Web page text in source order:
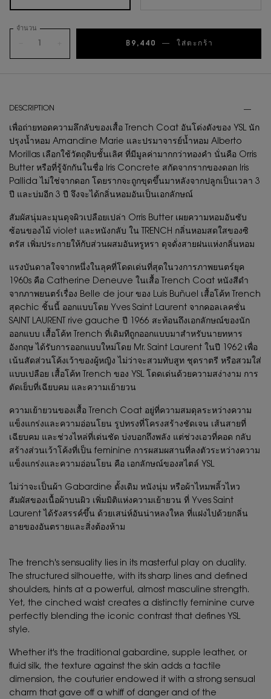
จำนวน
฿9,440 ― ใส่ตะกร้า
DESCRIPTION
เพื่อถ่ายทอดความลึกลับของเสื้อ Trench Coat อันโด่งดังของ YSL นัก
ปรุงน้ำหอม Amandine Marie และปรมาจารย์น้ำหอม Alberto
Morillas เลือกใช้วัตถุดิบชั้นเลิศ ที่มีมูลค่ามากกว่าทองคำ นั่นคือ Orris
Butter หรือที่รู้จักกันในชื่อ Iris Concrete สกัดจากรากของดอก Iris
Pallida ไม่ใช่จากดอก โดยรากจะถูกขุดขึ้นมาหลังจากปลูกเป็นเวลา 3
ปี และบ่มอีก 3 ปี จึงจะได้กลิ่นหอมอันเป็นเอกลักษณ์
สัมผัสนุ่มละมุนดุจผิวเปลือยเปล่า Orris Butter เผยความหอมอันซับ
ซ้อนของไม้ violet และหนังกลับ ใน TRENCH กลิ่นหอมสดใสของซิ
ตรัส เพิ่มประกายให้กับส่วนผสมอันหรูหรา ดุจดั่งสายฝนแห่งกลิ่นหอม
แรงบันดาลใจจากหนึ่งในลุคที่โดดเด่นที่สุดในวงการภาพยนตร์ยุค
1960s คือ Catherine Deneuve ในเสื้อ Trench Coat หนังสีดำ
จากภาพยนตร์เรื่อง Belle de jour ของ Luis Buñuel เสื้อโค้ท Trench
สุดchic ชิ้นนี้ ออกแบบโดย Yves Saint Laurent จากคอลเลคชั่น
SAINT LAURENT rive gauche ปี 1966 สะท้อนถึงเอกลักษณ์ของนัก
ออกแบบ เสื้อโค้ท Trench ที่เดิมทีถูกออกแบบมาสำหรับนายทหาร
อังกฤษ ได้รับการออกแบบใหม่โดย Mr. Saint Laurent ในปี 1962 เพื่อ
เน้นสัดส่วนโค้งเว้าของผู้หญิง ไม่ว่าจะสวมทับสูท ชุดราตรี หรือสวมใส่
แบบเปลือย เสื้อโค้ท Trench ของ YSL โดดเด่นด้วยความสง่างาม การ
ตัดเย็บที่เฉียบคม และความเย้ายวน
ความเย้ายวนของเสื้อ Trench Coat อยู่ที่ความสมดุลระหว่างความ
แข็งแกร่งและความอ่อนโยน รูปทรงที่โครงสร้างชัดเจน เส้นสายที่
เฉียบคม และช่วงไหล่ที่เด่นชัด บ่งบอกถึงพลัง แต่ช่วงเอวที่คอด กลับ
สร้างส่วนเว้าโค้งที่เป็น feminine การผสมผสานที่ลงตัวระหว่างความ
แข็งแกร่งและความอ่อนโยน คือ เอกลักษณ์ของสไตล์ YSL
ไม่ว่าจะเป็นผ้า Gabardine ดั้งเดิม หนังนุ่ม หรือผ้าไหมพลิ้วไหว
สัมผัสของเนื้อผ้าบนผิว เพิ่มมิติแห่งความเย้ายวน ที่ Yves Saint
Laurent ได้รังสรรค์ขึ้น ด้วยเสน่ห์อันน่าหลงใหล ที่แฝงไปด้วยกลิ่น
อายของอันตรายและสิ่งต้องห้าม
The trench's sensuality lies in its masterful play on duality.
The structured silhouette, with its sharp lines and defined
shoulders, hints at a powerful, almost masculine strength.
Yet, the cinched waist creates a distinctly feminine curve
perfectly blending the iconic contrast that defines YSL
style.
Whether it's the traditional gabardine, supple leather, or
fluid silk, the texture against the skin adds a tactile
dimension, the couturier endowed it with a strong sensual
charm that gave off a whiff of danger and of the